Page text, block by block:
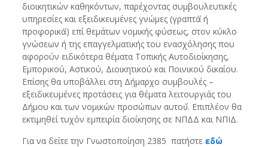
διοικητικών καθηκόντων, παρέχοντας συμβουλευτικές
υπηρεσίες και εξειδικευμένες γνώμες (γραπτά́ ή
προφορικά́) επί θεμάτων νομικής φύσεως, στον κύκλο
γνώσεων ή της επαγγελματικής του ενασχόλησης που
αφορούν ειδικότερα θέματα Τοπικής Αυτοδιοίκησης,
Εμπορικού, Αστικού, Διοικητικού και Ποινικού δικαίου.
Επίσης θα υποβάλλει στη Δήμαρχο συμβουλές –
εξειδικευμένες προτάσεις για θέματα λειτουργιάς του
Δήμου και των νομικών προσώπων αυτού́. Επιπλέον θα
εκτιμηθεί τυχόν εμπειρία διοίκησης σε ΝΠΔΔ και ΝΠΙΔ.
Για να δείτε την Γνωστοποίηση 2385 πατήστε εδώ